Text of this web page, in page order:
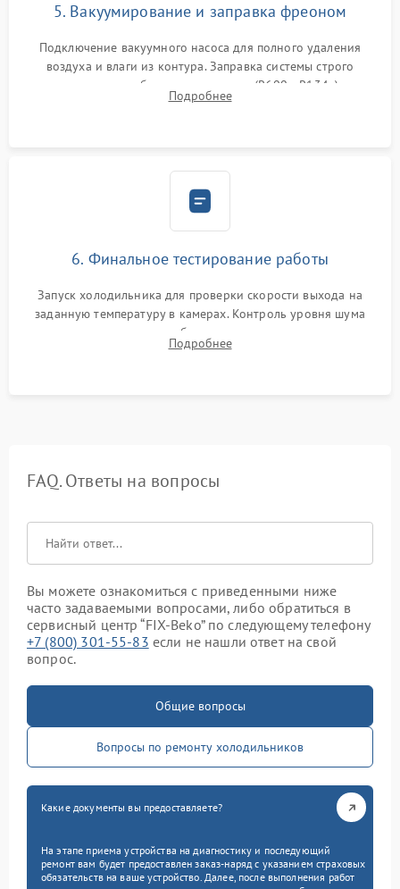
5. Вакуумирование и заправка фреоном
Подключение вакуумного насоса для полного удаления
воздуха и влаги из контура. Заправка системы строго
дозированным объемом хладагента (R600a, R134a) по
электронным весам. Контроль рабочего давления в системе.
Подробнее
6. Финальное тестирование работы
Запуск холодильника для проверки скорости выхода на
заданную температуру в камерах. Контроль уровня шума
компрессора, отсутствия обмерзания стенок и корректного
срабатывания системы автоматической оттайки.
Подробнее
FAQ. Ответы на вопросы
Вы можете ознакомиться с приведенными ниже
часто задаваемыми вопросами, либо обратиться в
сервисный центр “FIX-Beko” по следующему телефону
+7 (800) 301-55-83 если не нашли ответ на свой
вопрос.
Общие вопросы
Вопросы по ремонту холодильников
Какие документы вы предоставляете?
На этапе приема устройства на диагностику и последующий
ремонт вам будет предоставлен заказ-наряд с указанием страховых
обязательств на ваше устройство. Далее, после выполнения работ